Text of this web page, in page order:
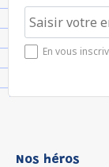
En vous
Nos héros